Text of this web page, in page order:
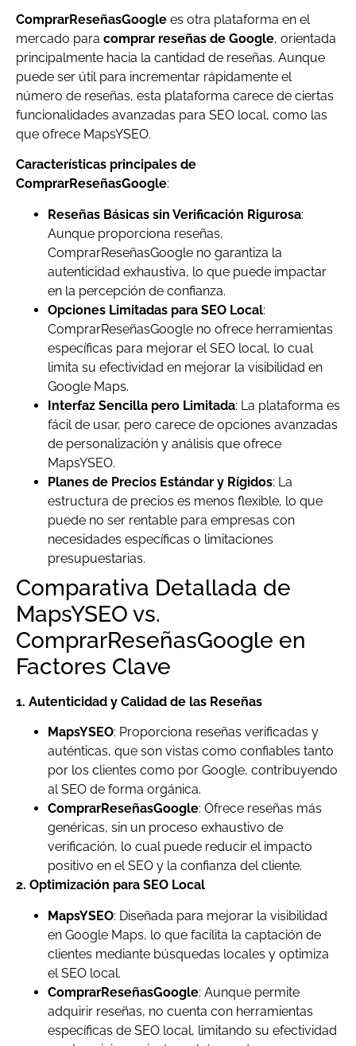
ComprarReseñasGoogle es otra plataforma en el
mercado para comprar reseñas de Google, orientada
principalmente hacia la cantidad de reseñas. Aunque
puede ser útil para incrementar rápidamente el
número de reseñas, esta plataforma carece de ciertas
funcionalidades avanzadas para SEO local, como las
que ofrece MapsYSEO.
Características principales de
ComprarReseñasGoogle:
Reseñas Básicas sin Verificación Rigurosa:
Aunque proporciona reseñas,
ComprarReseñasGoogle no garantiza la
autenticidad exhaustiva, lo que puede impactar
en la percepción de confianza.
Opciones Limitadas para SEO Local:
ComprarReseñasGoogle no ofrece herramientas
específicas para mejorar el SEO local, lo cual
limita su efectividad en mejorar la visibilidad en
Google Maps.
Interfaz Sencilla pero Limitada: La plataforma es
fácil de usar, pero carece de opciones avanzadas
de personalización y análisis que ofrece
MapsYSEO.
Planes de Precios Estándar y Rígidos: La
estructura de precios es menos flexible, lo que
puede no ser rentable para empresas con
necesidades específicas o limitaciones
presupuestarias.
Comparativa Detallada de
MapsYSEO vs.
ComprarReseñasGoogle en
Factores Clave
1. Autenticidad y Calidad de las Reseñas
MapsYSEO: Proporciona reseñas verificadas y
auténticas, que son vistas como confiables tanto
por los clientes como por Google, contribuyendo
al SEO de forma orgánica.
ComprarReseñasGoogle: Ofrece reseñas más
genéricas, sin un proceso exhaustivo de
verificación, lo cual puede reducir el impacto
positivo en el SEO y la confianza del cliente.
2. Optimización para SEO Local
MapsYSEO: Diseñada para mejorar la visibilidad
en Google Maps, lo que facilita la captación de
clientes mediante búsquedas locales y optimiza
el SEO local.
ComprarReseñasGoogle: Aunque permite
adquirir reseñas, no cuenta con herramientas
específicas de SEO local, limitando su efectividad